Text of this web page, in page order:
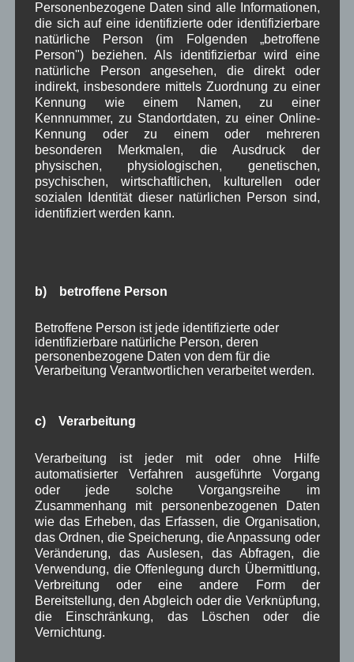
Juli 2025(9)
Juni 2025(7)
Mai 2025
(3)
April 2025(8)
März 2025 (5)
Februar 2025
(9)
Januar 2025(8)
Dezember 2024
(7)
November 2024 (14)
Oktober 2024(10)
September 2024(8)
August 2024
(2)
Juli 2024(9)
Februar 2024(4)
Dezember 2023(8)
November 2023(5)
Oktober 2023(8)
September 2023(8)
Juli 2023
Juni 2023
April 2023(10)
März 2023(5)
Februar 2023(3)
Januar 2023(8)
Dezember 2022(7)
November 2022(8)
Oktober 2022(8)
September 2022 (2)
August 2022(6)
Juli 2022(5)
Juni 2022(4)
Personenbezogene Daten sind alle Informationen,
die sich auf eine identifizierte oder identifizierbare
natürliche Person (im Folgenden „betroffene
Person") beziehen. Als identifizierbar wird eine
natürliche Person angesehen, die direkt oder
indirekt, insbesondere mittels Zuordnung zu einer
Kennung wie einem Namen, zu einer
Kennnummer, zu Standortdaten, zu einer Online-
Kennung oder zu einem oder mehreren
besonderen Merkmalen, die Ausdruck der
physischen, physiologischen, genetischen,
psychischen, wirtschaftlichen, kulturellen oder
sozialen Identität dieser natürlichen Person sind,
identifiziert werden kann.
b) betroffene Person
Betroffene Person ist jede identifizierte oder
identifizierbare natürliche Person, deren
personenbezogene Daten von dem für die
Verarbeitung Verantwortlichen verarbeitet werden.
c) Verarbeitung
Verarbeitung ist jeder mit oder ohne Hilfe
automatisierter Verfahren ausgeführte Vorgang
oder jede solche Vorgangsreihe im
Zusammenhang mit personenbezogenen Daten
wie das Erheben, das Erfassen, die Organisation,
das Ordnen, die Speicherung, die Anpassung oder
Veränderung, das Auslesen, das Abfragen, die
Verwendung, die Offenlegung durch Übermittlung,
Verbreitung oder eine andere Form der
Bereitstellung, den Abgleich oder die Verknüpfung,
die Einschränkung, das Löschen oder die
Vernichtung.